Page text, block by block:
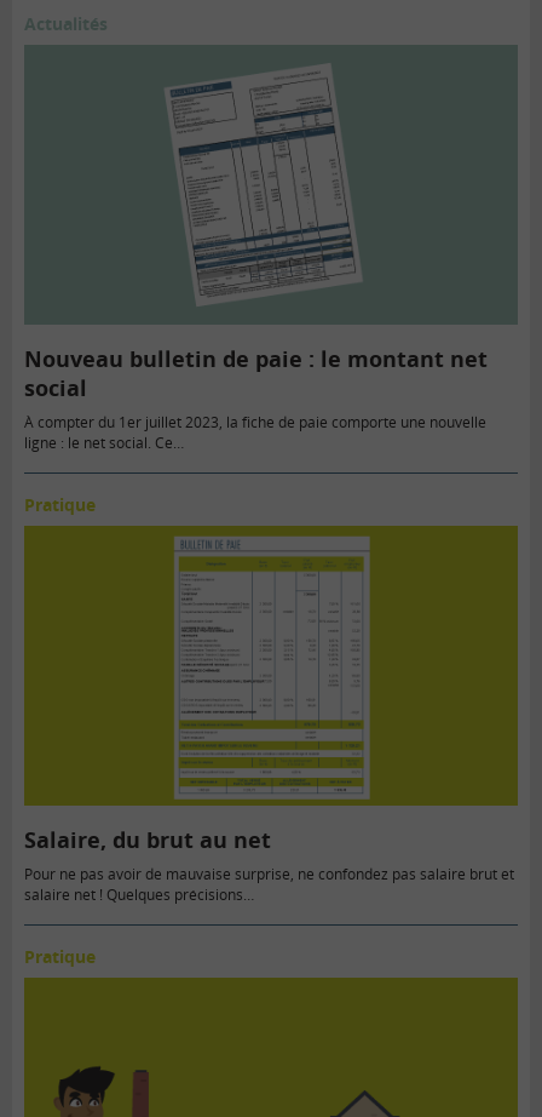
Actualités
Nouveau bulletin de paie : le montant net
social
À compter du 1er juillet 2023, la fiche de paie comporte une nouvelle
ligne : le net social. Ce…
Pratique
Salaire, du brut au net
Pour ne pas avoir de mauvaise surprise, ne confondez pas salaire brut et
salaire net ! Quelques précisions…
Pratique